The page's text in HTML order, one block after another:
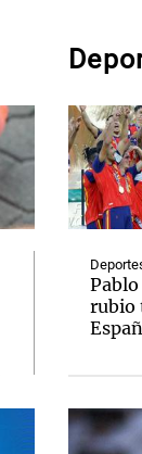
rubio